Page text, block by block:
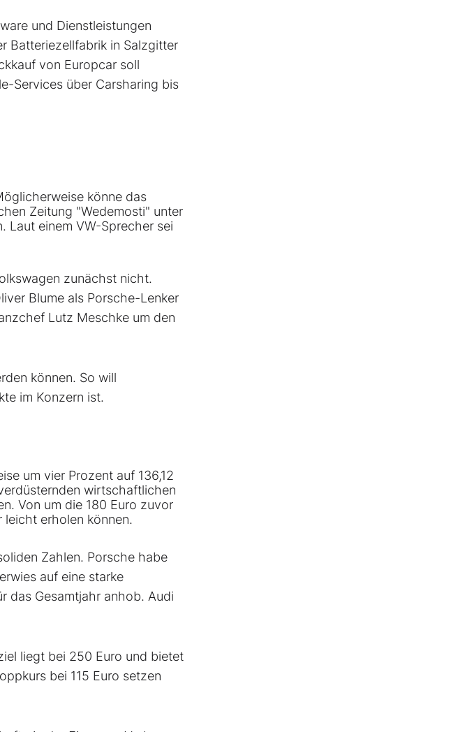
und Dienstleistungen
Batteriezellfabrik in Salzgitter
von Europcar soll
Services über Carsharing bis
könne das
Zeitung "Wedemosti" unter
Laut einem VW-Sprecher sei
zunächst nicht.
Blume als Porsche-Lenker
Lutz Meschke um den
können. So will
im Konzern ist.
um vier Prozent auf 136,12
wirtschaftlichen
Von um die 180 Euro zuvor
leicht erholen können.
Zahlen. Porsche habe
auf eine starke
das Gesamtjahr anhob. Audi
liegt bei 250 Euro und bietet
bei 115 Euro setzen